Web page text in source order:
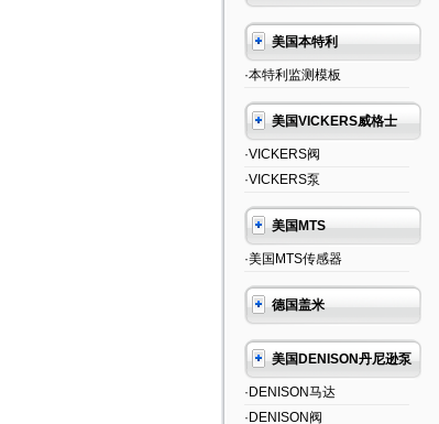
美国本特利
·本特利监测模板
美国VICKERS威格士
·VICKERS阀
·VICKERS泵
美国MTS
·美国MTS传感器
德国盖米
美国DENISON丹尼逊泵
·DENISON马达
·DENISON阀